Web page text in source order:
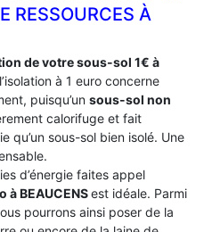
RESSOURCES À
de votre sous-sol 1€ à
à 1 euro concerne
puisqu’un sous-sol non
calorifuge et fait
qu’un sous-sol bien isolé. Une
d’énergie faites appel
à BEAUCENSest idéale. Parmi
pourrons ainsi poser de la